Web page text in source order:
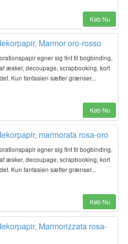
Køb Nu
Marmor oro-rosso
egner sig fint til bogbinding,
æsker, decoupage, scrapbooking, kort
Kun fantasien sætter grænser...
Køb Nu
marmorata rosa-oro
egner sig fint til bogbinding,
æsker, decoupage, scrapbooking, kort
Kun fantasien sætter grænser...
Køb Nu
Marmorizzata rosa-